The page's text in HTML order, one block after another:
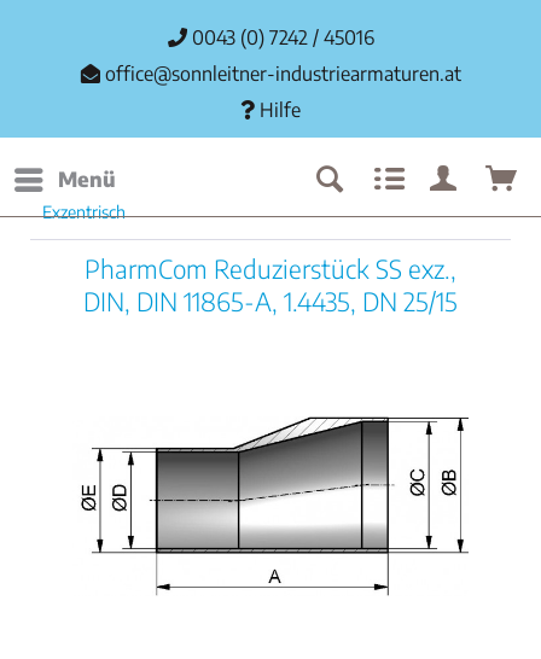
0043 (0) 7242 / 45016
office@sonnleitner-industriearmaturen.at
Hilfe
Menü
Exzentrisch
PharmCom Reduzierstück SS exz.,
DIN, DIN 11865-A, 1.4435, DN 25/15